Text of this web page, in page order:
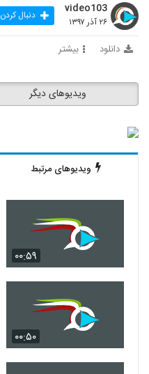
video103
۲۶ آذر ۱۳۹۷ دنبال کردن
دانلود بیشتر
ویدیوهای دیگر
ویدیوهای مرتبط
۰۰:۵۹
۰۰:۵۰